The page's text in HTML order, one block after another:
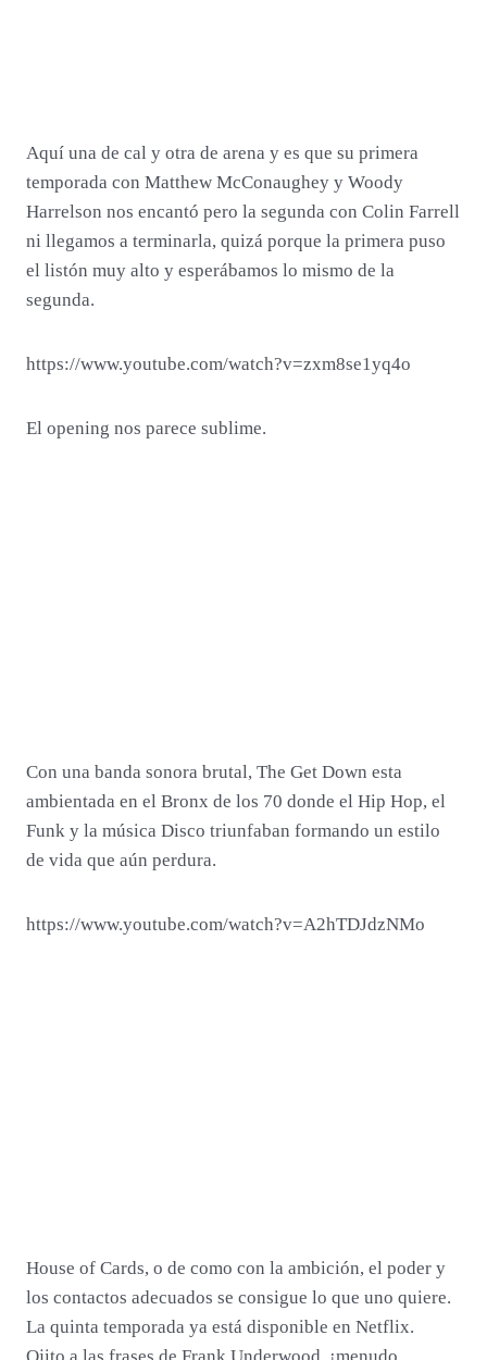
Aquí una de cal y otra de arena y es que su primera
temporada con Matthew McConaughey y Woody
Harrelson nos encantó pero la segunda con Colin Farrell
ni llegamos a terminarla, quizá porque la primera puso
el listón muy alto y esperábamos lo mismo de la
segunda.
https://www.youtube.com/watch?v=zxm8se1yq4o
El opening nos parece sublime.
Con una banda sonora brutal, The Get Down esta
ambientada en el Bronx de los 70 donde el Hip Hop, el
Funk y la música Disco triunfaban formando un estilo
de vida que aún perdura.
https://www.youtube.com/watch?v=A2hTDJdzNMo
House of Cards, o de como con la ambición, el poder y
los contactos adecuados se consigue lo que uno quiere.
La quinta temporada ya está disponible en Netflix.
Ojito a las frases de Frank Underwood, ¡menudo